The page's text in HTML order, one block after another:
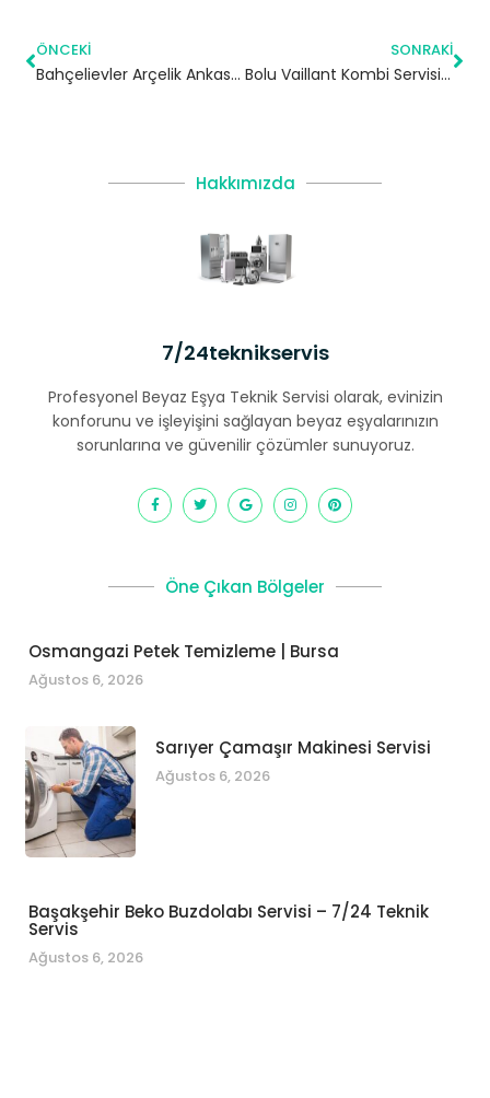
ÖNCEKI
Bahçelievler Arçelik Ankastre Servisi
SONRAKI
Bolu Vaillant Kombi Servisi – Yetkili Teknik Servis
Hakkımızda
7/24teknikservis
Profesyonel Beyaz Eşya Teknik Servisi olarak, evinizin
konforunu ve işleyişini sağlayan beyaz eşyalarınızın
sorunlarına ve güvenilir çözümler sunuyoruz.
Öne Çıkan Bölgeler
Osmangazi Petek Temizleme | Bursa
Ağustos 6, 2026
Sarıyer Çamaşır Makinesi Servisi
Ağustos 6, 2026
Başakşehir Beko Buzdolabı Servisi – 7/24 Teknik
Servis
Ağustos 6, 2026